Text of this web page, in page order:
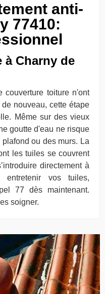
anti-
77410:
à Charny de
couverture toiture n'ont
nouveau, cette étape
Même sur des vieux
goutte d'eau ne risque
ou des murs. La
les tuiles se couvrent
directement à
entretenir vos tuiles,
77 dès maintenant.
soigner.